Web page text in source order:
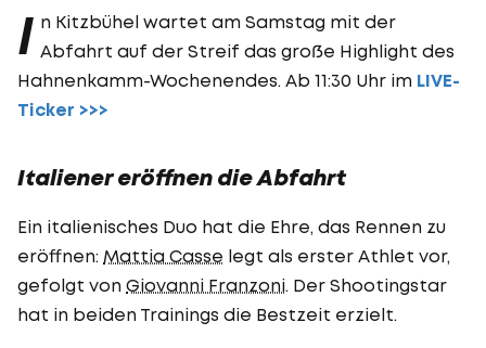
I n Kitzbühel wartet am Samstag mit der
Abfahrt auf der Streif das große Highlight des
Hahnenkamm-Wochenendes. Ab 11:30 Uhr im LIVE-
Ticker >>>
Italiener eröffnen die Abfahrt
Ein italienisches Duo hat die Ehre, das Rennen zu
eröffnen: Mattia Casse legt als erster Athlet vor,
gefolgt von Giovanni Franzoni. Der Shootingstar
hat in beiden Trainings die Bestzeit erzielt.